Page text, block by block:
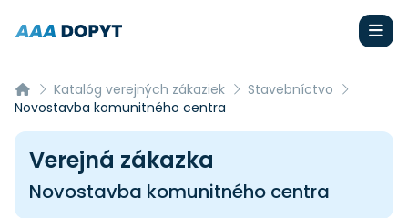
Katalóg verejných zákaziek
Stavebníctvo
Novostavba komunitného centra
Verejná zákazka
Novostavba komunitného centra